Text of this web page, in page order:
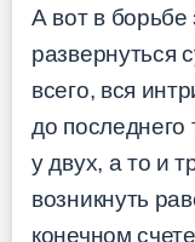
А вот в борьбе
развернуться
всего, вся
до последнего
у двух, а то и
возникнуть
конечном